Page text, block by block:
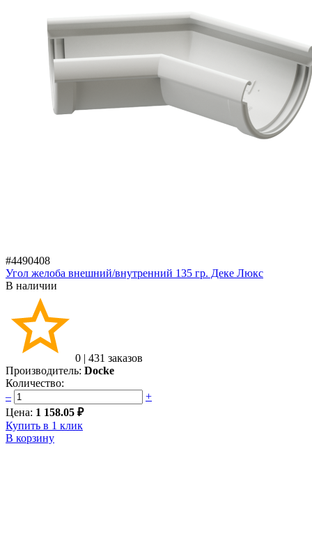
#4490408
Угол желоба внешний/внутренний 135 гр. Деке Люкс
В наличии
0 | 431 заказов
Производитель: Docke
Количество:
–
+
Цена: 1 158.05 ₽
Купить в 1 клик
В корзину